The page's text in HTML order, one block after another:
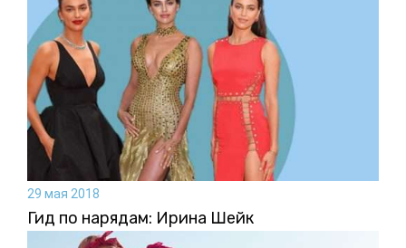
29 мая 2018
Гид по нарядам: Ирина Шейк